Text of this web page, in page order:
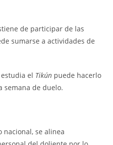
de participar de las
sumarse a actividades de
el Tikún puede hacerlo
semana de duelo.
nacional, se alinea